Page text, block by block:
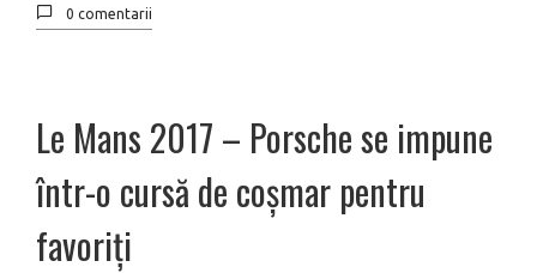
0 comentarii
Le Mans 2017 – Porsche se impune
într-o cursă de coșmar pentru
favoriți